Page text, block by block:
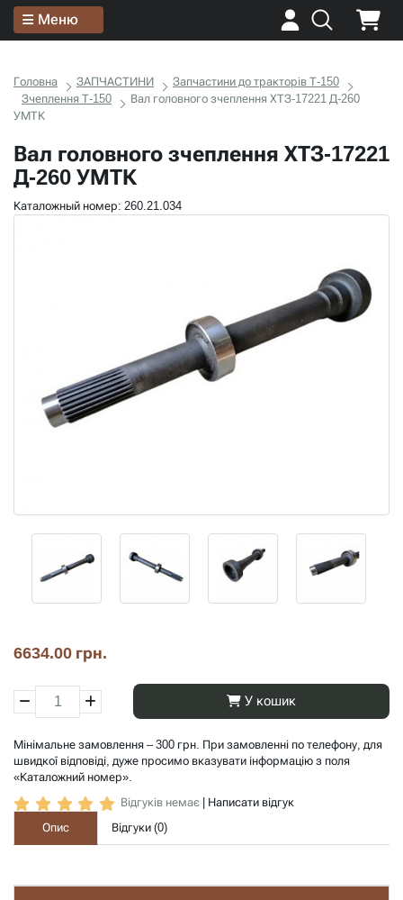
Меню
Головна ЗАПЧАСТИНИ
Запчастини до тракторів Т-150
Зчеплення Т-150
Вал головного зчеплення ХТЗ-17221 Д-260
УМТК
Вал головного зчеплення ХТЗ-17221
Д-260 УМТК
Каталожный номер: 260.21.034
6634.00 грн.
У кошик
Мінімальне замовлення – 300 грн. При замовленні по телефону, для
швидкої відповіді, дуже просимо вказувати інформацію з поля
«Каталожний номер».
Відгуків немає
Написати відгук
Опис
Відгуки (0)